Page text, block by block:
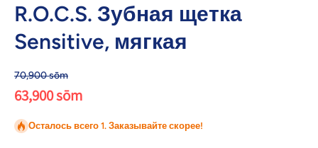
R.O.C.S. Зубная щетка
Sensitive, мягкая
70,900 sōm
63,900 sōm
Осталось всего 1. Заказывайте скорее!